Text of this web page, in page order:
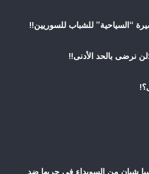
“السياحية” للشباب للسوريين!!
نرضى بالحد الأدنى!!
شبان من السويداء في حربها ضد